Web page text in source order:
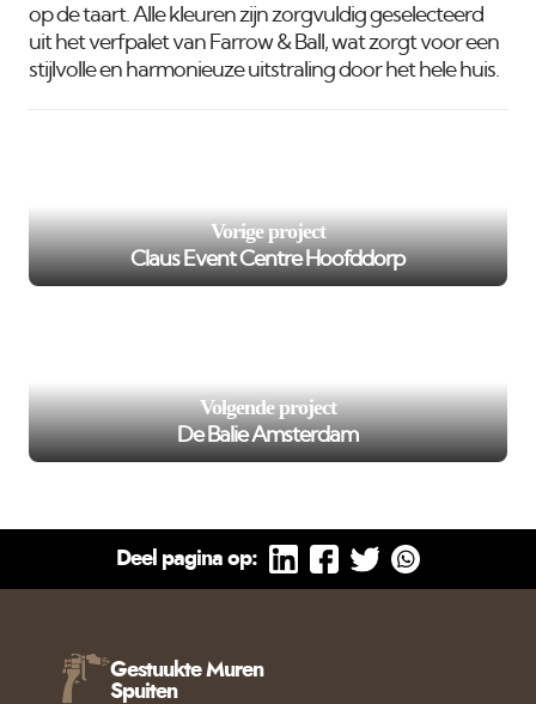
op de taart. Alle kleuren zijn zorgvuldig geselecteerd
uit het verfpalet van Farrow & Ball, wat zorgt voor een
stijlvolle en harmonieuze uitstraling door het hele huis.
Vorige project
Claus Event Centre Hoofddorp
Volgende project
De Balie Amsterdam
Deel pagina op:
Gestuukte Muren
Spuiten